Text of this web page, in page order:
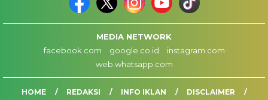
MEDIA NETWORK
facebook.com
google.co.id
instagram.com
web.whatsapp.com
HOME REDAKSI INFO IKLAN
DISCLAIMER